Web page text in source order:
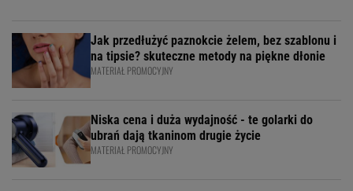
Jak przedłużyć paznokcie żelem, bez szablonu i
na tipsie? skuteczne metody na piękne dłonie
MATERIAŁ PROMOCYJNY
Niska cena i duża wydajność - te golarki do
ubrań dają tkaninom drugie życie
MATERIAŁ PROMOCYJNY